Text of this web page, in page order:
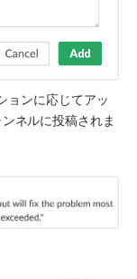
ョンに応じてアッ
ネルに投稿されま